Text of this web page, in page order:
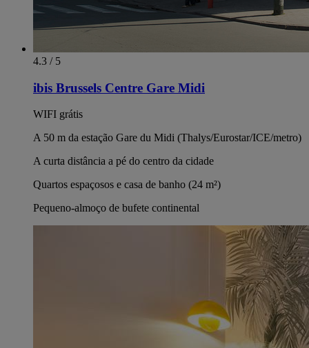
4.3 / 5
ibis Brussels Centre Gare Midi
WIFI grátis
A 50 m da estação Gare du Midi (Thalys/Eurostar/ICE/metro)
A curta distância a pé do centro da cidade
Quartos espaçosos e casa de banho (24 m²)
Pequeno-almoço de bufete continental